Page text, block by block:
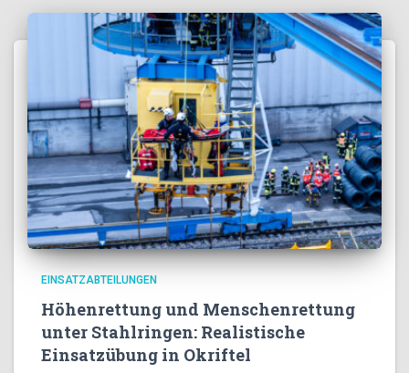
EINSATZABTEILUNGEN
Höhenrettung und Menschenrettung
unter Stahlringen: Realistische
Einsatzübung in Okriftel